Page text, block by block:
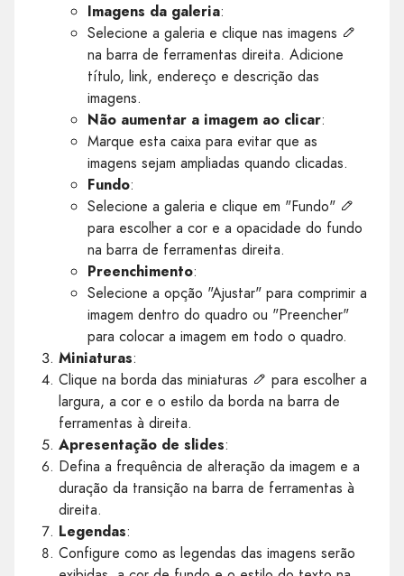
Imagens da galeria:
Selecione a galeria e clique nas imagens
na barra de ferramentas direita. Adicione
título, link, endereço e descrição das
imagens.
Não aumentar a imagem ao clicar:
Marque esta caixa para evitar que as
imagens sejam ampliadas quando clicadas.
Fundo:
Selecione a galeria e clique em "Fundo"
para escolher a cor e a opacidade do fundo
na barra de ferramentas direita.
Preenchimento:
Selecione a opção "Ajustar" para comprimir a
imagem dentro do quadro ou "Preencher"
para colocar a imagem em todo o quadro.
Miniaturas:
Clique na borda das miniaturas
para escolher a
largura, a cor e o estilo da borda na barra de
ferramentas à direita.
Apresentação de slides:
Defina a frequência de alteração da imagem e a
duração da transição na barra de ferramentas à
direita.
Legendas:
Configure como as legendas das imagens serão